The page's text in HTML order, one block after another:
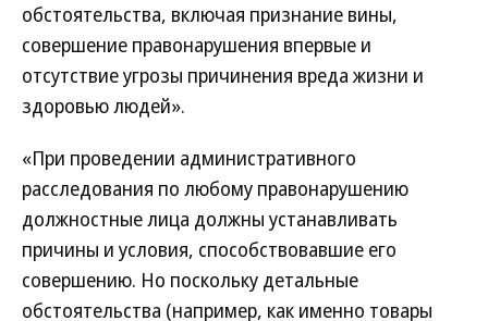
обстоятельства, включая признание вины,
совершение правонарушения впервые и
отсутствие угрозы причинения вреда жизни и
здоровью людей».
«При проведении административного
расследования по любому правонарушению
должностные лица должны устанавливать
причины и условия, способствовавшие его
совершению. Но поскольку детальные
обстоятельства (например, как именно товары